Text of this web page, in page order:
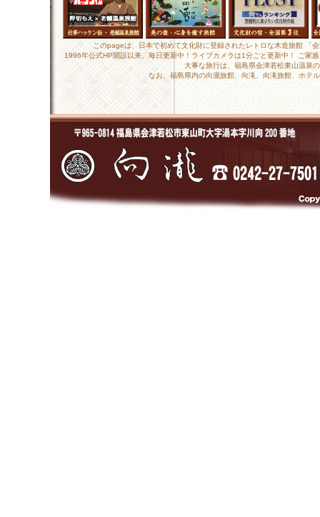
このpageは、日本で初めて文化財に登録されたレトロな木造旅館
1996年公式HP開設以来、毎日更新中！ライブカメラは1分ごと更新中！ ご家
大事な旅行は、福島県会津若松東山温泉
なお、福島県内の向瀧旅館、向滝、向滝旅館、ホテ